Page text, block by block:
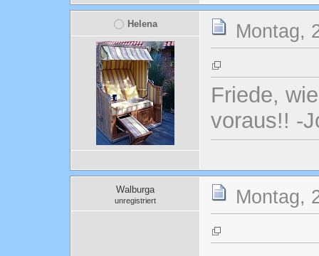
Helena Montag,
Friede,
voraus!! -
Walburga
unregistriert Montag,